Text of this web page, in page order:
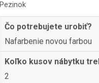
Pezinok
Čo potrebujete urobiť?
Nafarbenie novou farbou
Koľko kusov nábytku
2